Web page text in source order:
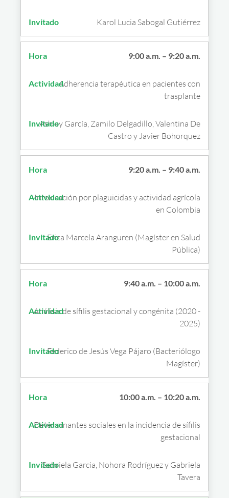
Karol Lucia Sabogal Gutiérrez
9:00 a.m. – 9:20 a.m.
Adherencia terapéutica en pacientes con
trasplante
Ashley García, Zamilo Delgadillo, Valentina De
Castro y Javier Bohorquez
9:20 a.m. – 9:40 a.m.
Intoxicación por plaguicidas y actividad agrícola
en Colombia
Erica Marcela Aranguren (Magíster en Salud
Pública)
9:40 a.m. – 10:00 a.m.
Análisis de sífilis gestacional y congénita (2020 -
2025)
Federico de Jesús Vega Pájaro (Bacteriólogo
Magíster)
10:00 a.m. – 10:20 a.m.
Determinantes sociales en la incidencia de sífilis
gestacional
Gabriela Garcia, Nohora Rodríguez y Gabriela
Tavera